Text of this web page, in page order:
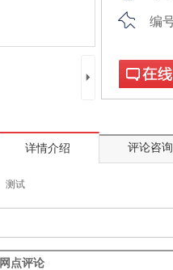
5
编
在线咨询
详情介绍 评论咨询
测试
网点评论